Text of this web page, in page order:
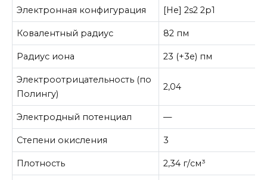
Электронная конфигурация [He] 2s2 2p1
Ковалентный радиус 82 пм
Радиус иона 23 (+3e) пм
Электроотрицательность (по
Полингу)
2,04
Электродный потенциал —
Степени окисления 3
Плотность 2,34 г/см³